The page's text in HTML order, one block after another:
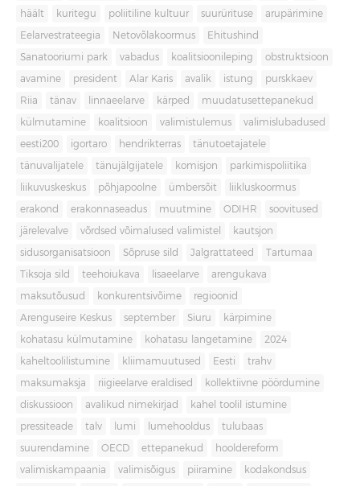
häält kuritegu poliitiline kultuur suurürituse arupärimine
Eelarvestrateegia Netovõlakoormus Ehitushind
Sanatooriumi park vabadus koalitsioonileping obstruktsioon
avamine president Alar Karis avalik istung purskkaev
Riia tänav linnaeelarve kärped muudatusettepanekud
külmutamine koalitsioon valimistulemus valimislubadused
eesti200 igortaro hendrikterras tänutoetajatele
tänuvalijatele tänujälgijatele komisjon parkimispoliitika
liikuvuskeskus põhjapoolne ümbersõit liikluskoormus
erakond erakonnaseadus muutmine ODIHR soovitused
järelevalve võrdsed võimalused valimistel kautsjon
sidusorganisatsioon Sõpruse sild Jalgrattateed Tartumaa
Tiksoja sild teehoiukava lisaeelarve arengukava
maksutõusud konkurentsivõime regioonid
Arenguseire Keskus september Siuru kärpimine
kohatasu külmutamine kohatasu langetamine 2024
kaheltoolilistumine kliimamuutused Eesti trahv
maksumaksja riigieelarve eraldised kollektiivne pöördumine
diskussioon avalikud nimekirjad kahel toolil istumine
pressiteade talv lumi lumehooldus tulubaas
suurendamine OECD ettepanekud hooldereform
valimiskampaania valimisõigus piiramine kodakondsus